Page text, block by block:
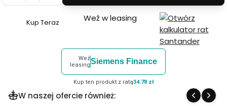
Szybki
Vector
Kup Teraz Weź w leasing
Weź
leasingSiemens Finance
Kup ten produkt z ratą34.78 zł
W naszej ofercie również: